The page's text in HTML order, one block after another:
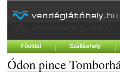
Főoldal Szálláshely
Ódon pince